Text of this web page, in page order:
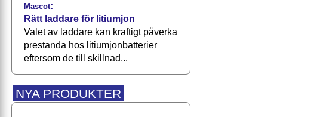
Mascot:
Rätt laddare för litiumjon
Valet av laddare kan kraftigt påverka
prestanda hos litiumjonbatterier
eftersom de till skillnad...
NYA PRODUKTER